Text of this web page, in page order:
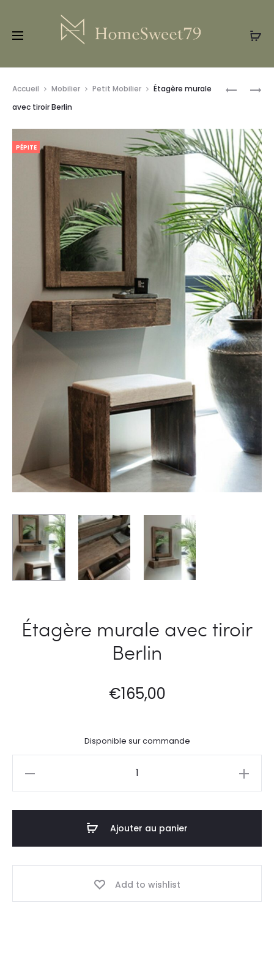
TABLE
TABLE
Accueil Mobilier Petit Mobilier
Étagère murale
avec tiroir Berlin
PÉPITE
Étagère murale avec tiroir
Berlin
€165,00
Disponible sur commande
Ajouter au panier
Add to wishlist